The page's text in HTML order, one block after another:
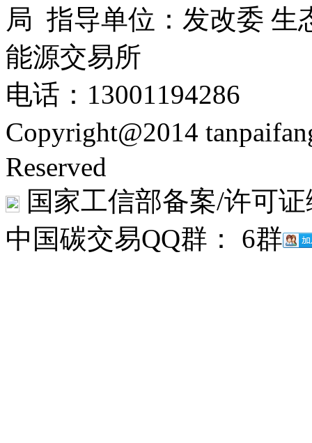
局 指导单位：发改委 生
能源交易所
电话：13001194286
Copyright@2014
Reserved
国家工信部备案/许可
中国碳交易QQ群： 6群